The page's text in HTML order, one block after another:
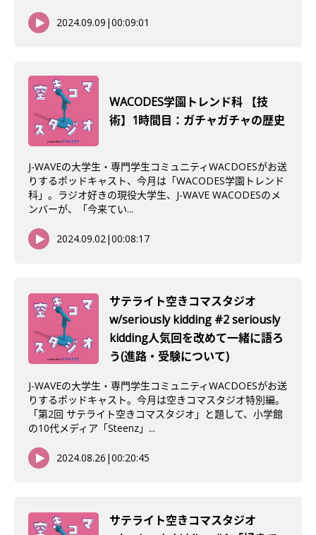
2024.09.09 |00:09:01
WACODES学園トレンド科 【技
術】1時間目：ガチャガチャの歴史
J-WAVEの大学生・専門学生コミュニティWACDOESがお送
りするポッドキャスト、今月は「WACODES学園トレンド
科」。ラジオ好きの現役大学生、J-WAVE WACODESのメ
ンバーが、「今来てい...
2024.09.02|00:08:17
サテライト空きコマスタジオ
w/seriously kidding #2 seriously
kidding人気回を改めて一緒に語ろ
う(進路・受験について)
J-WAVEの大学生・専門学生コミュニティWACDOESがお送
りするポッドキャスト。今月は空きコマスタジオ特別編。
「第2回 サテライト空きコマスタジオ」と題して、小学館
の10代メディア「Steenz」...
2024.08.26 |00:20:45
サテライト空きコマスタジオ